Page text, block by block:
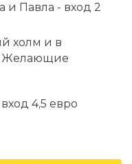
и Павла - вход 2
холм и в
Желающие
4,5 евро